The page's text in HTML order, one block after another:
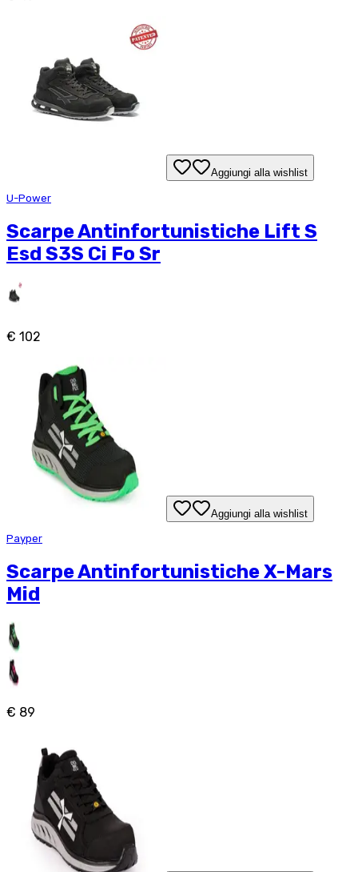
Aggiungi alla wishlist
U-Power
Scarpe Antinfortunistiche Lift S
Esd S3S Ci Fo Sr
€ 102
Aggiungi alla wishlist
Payper
Scarpe Antinfortunistiche X-Mars
Mid
€ 89